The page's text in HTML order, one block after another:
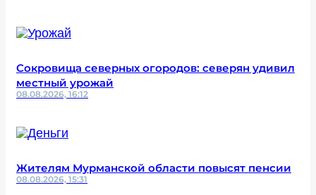
Сокровища северных огородов: северян удивил
местный урожай
08.08.2026, 16:12
Жителям Мурманской области повысят пенсии
08.08.2026, 15:31